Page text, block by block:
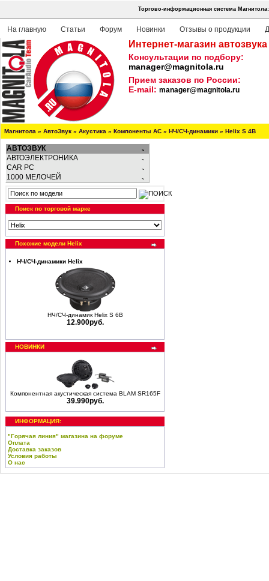
Торгово-информационная система
На главную Статьи Форум Новинки Отзывы о продукции
Интернет-магазин
Консультации по подбору:
manager@magnitola.ru
Прием заказов по России:
E-mail: manager@magnitola.ru
Магнитола » АвтоЗвук » Акустика » Компоненты АС » НЧ/СЧ-динамики » Helix S 4B
АВТОЗВУК
АВТОЭЛЕКТРОНИКА
CAR PC
1000 МЕЛОЧЕЙ
Поиск по торговой марке
Похожие модели Helix
НЧ/СЧ-динамики Helix
НЧ/СЧ-динамик Helix S 6B
12.900руб.
НОВИНКИ
Компонентная акустическая система BLAM SR165F
39.990руб.
ИНФОРМАЦИЯ:
"Горячая линия" магазина на форуме
Оплата
Доставка заказов
Условия работы
О нас